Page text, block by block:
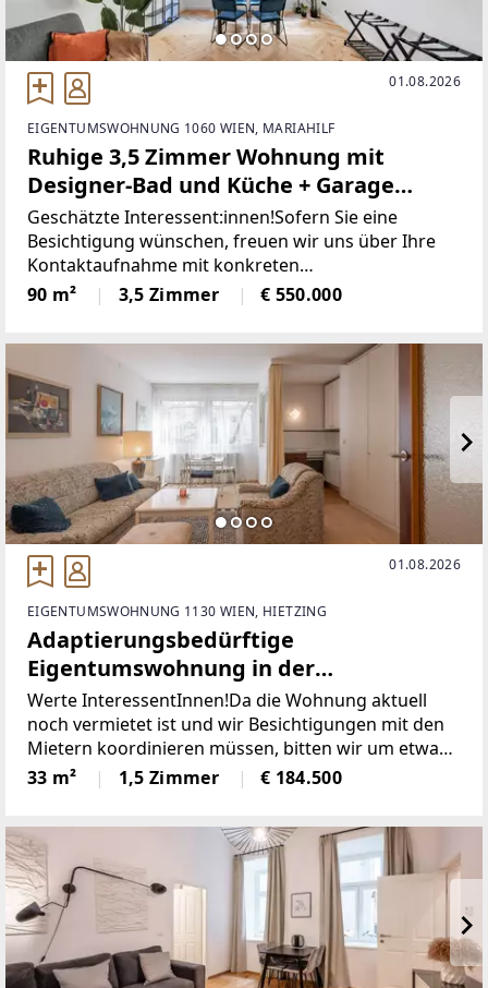
01.08.2026
EIGENTUMSWOHNUNG 1060 WIEN, MARIAHILF
Ruhige 3,5 Zimmer Wohnung mit
Designer-Bad und Küche + Garage
(optional!) in Mariahilf
Geschätzte Interessent:innen!Sofern Sie eine
Besichtigung wünschen, freuen wir uns über Ihre
Kontaktaufnahme mit konkreten
Terminvorschlägen zur vereinfachten
Abstimmung.Herzlichen Dank!-------------------------
90 m² 3,5 Zimmer € 550.000
01.08.2026
EIGENTUMSWOHNUNG 1130 WIEN, HIETZING
Adaptierungsbedürftige
Eigentumswohnung in der
Münichreiterstraße / Hietzinger
Hauptstraße
Werte InteressentInnen!Da die Wohnung aktuell
noch vermietet ist und wir Besichtigungen mit den
Mietern koordinieren müssen, bitten wir um etwas
Vorlaufzeit.Herzlichen
Dank!*************************************O
33 m² 1,5 Zimmer € 184.500